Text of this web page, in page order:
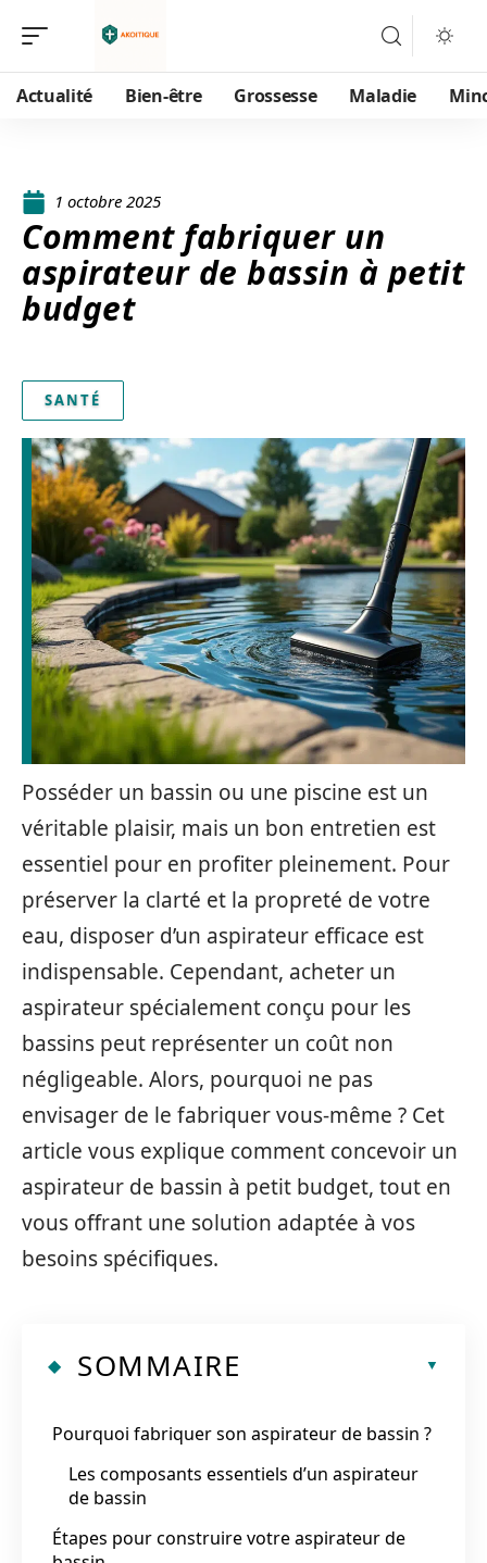
Actualité Bien-être Grossesse Maladie
1 octobre 2025
Comment fabriquer un
aspirateur de bassin à petit
budget
SANTÉ
Posséder un bassin ou une piscine est un
véritable plaisir, mais un bon entretien est
essentiel pour en profiter pleinement. Pour
préserver la clarté et la propreté de votre
eau, disposer d’un aspirateur efficace est
indispensable. Cependant, acheter un
aspirateur spécialement conçu pour les
bassins peut représenter un coût non
négligeable. Alors, pourquoi ne pas
envisager de le fabriquer vous-même ? Cet
article vous explique comment concevoir un
aspirateur de bassin à petit budget, tout en
vous offrant une solution adaptée à vos
besoins spécifiques.
SOMMAIRE
Pourquoi fabriquer son aspirateur de bassin ?
Les composants essentiels d’un aspirateur
de bassin
Étapes pour construire votre aspirateur de